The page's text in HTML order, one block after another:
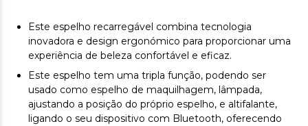
Este espelho recarregável combina tecnologia
inovadora e design ergonómico para proporcionar uma
experiência de beleza confortável e eficaz.
Este espelho tem uma tripla função, podendo ser
usado como espelho de maquilhagem, lâmpada,
ajustando a posição do próprio espelho, e altifalante,
ligando o seu dispositivo com Bluetooth, oferecendo